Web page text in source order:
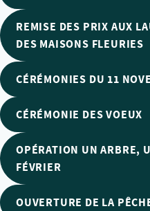
REMISE DES PRIX AUX
DES MAISONS FLEURIES
CÉRÉMONIES DU 11
CÉRÉMONIE DES VOEUX
OPÉRATION UN ARBRE,
FÉVRIER
OUVERTURE DE LA